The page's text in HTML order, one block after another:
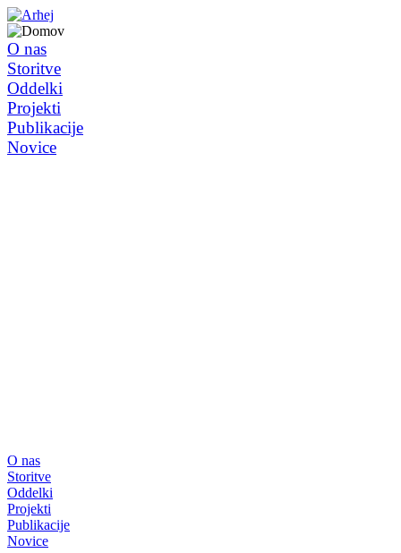
O nas
Storitve
Oddelki
Projekti
Publikacije
Novice
O nas
Storitve
Oddelki
Projekti
Publikacije
Novice